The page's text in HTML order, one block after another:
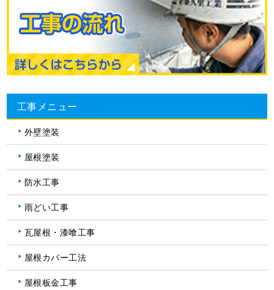
工事メニュー
外壁塗装
屋根塗装
防水工事
雨どい工事
瓦屋根・漆喰工事
屋根カバー工法
屋根板金工事